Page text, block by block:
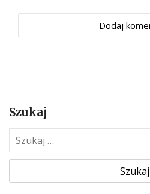
Szukaj
z
k